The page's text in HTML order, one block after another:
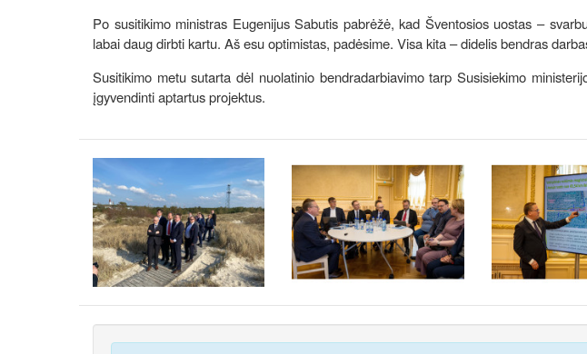
Po susitikimo ministras Eugenijus Sabutis pabrėžė, kad Šventosios uostas –
labai daug dirbti kartu. Aš esu optimistas, padėsime. Visa kita – didelis bendras
Susitikimo metu sutarta dėl nuolatinio bendradarbiavimo tarp Susisiekimo
įgyvendinti aptartus projektus.